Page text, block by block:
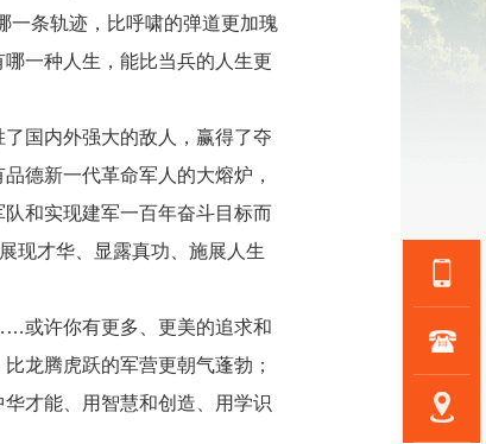
一条轨迹，比呼啸的弹道更加瑰
一种人生，能比当兵的人生更
国内外强大的敌人，赢得了夺
德新一代革命军人的大熔炉，
和实现建军一百年奋斗目标而
现才华、显露真功、施展人生
或许你有更多、更美的追求和
龙腾虎跃的军营更朝气蓬勃；
才能、用智慧和创造、用学识